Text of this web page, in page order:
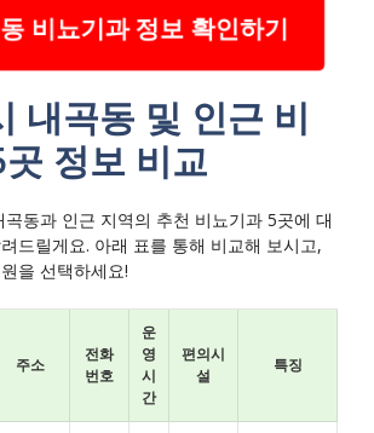
비뇨기과 정보 확인하기
내곡동 및 인근 비
정보 비교
동과 인근 지역의 추천 비뇨기과 5곳에 대
드릴게요. 아래 표를 통해 비교해 보시고,
을 선택하세요!
주소
전화
번호
운
영
시
간
편의시
설
특징